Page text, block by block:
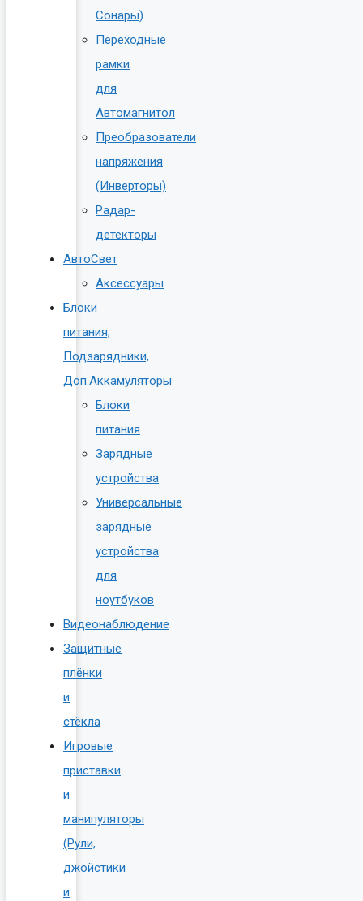
Сонары)
Переходные
рамки
для
Автомагнитол
Преобразователи
напряжения
(Инверторы)
Радар-
детекторы
АвтоСвет
Аксессуары
Блоки
питания,
Подзарядники,
Доп.Аккамуляторы
Блоки
питания
Зарядные
устройства
Универсальные
зарядные
устройства
для
ноутбуков
Видеонаблюдение
Защитные
плёнки
и
стёкла
Игровые
приставки
и
манипуляторы
(Рули,
джойстики
и